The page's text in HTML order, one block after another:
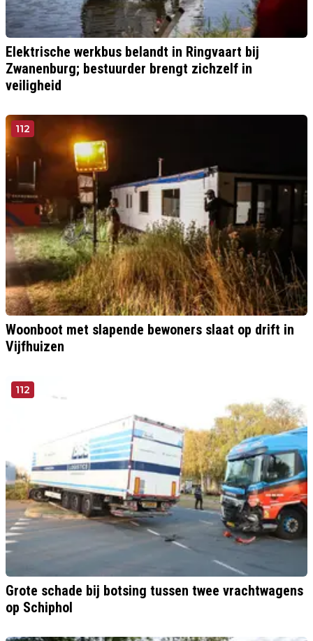
Elektrische werkbus belandt in Ringvaart bij
Zwanenburg; bestuurder brengt zichzelf in
veiligheid
112
Woonboot met slapende bewoners slaat op drift in
Vijfhuizen
112
Grote schade bij botsing tussen twee vrachtwagens
op Schiphol